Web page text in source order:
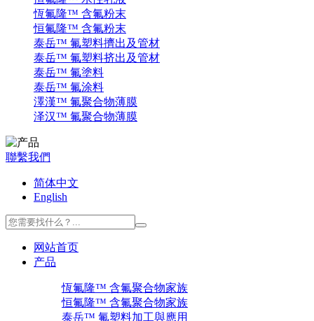
恆氟隆™ 含氟粉末
恒氟隆™ 含氟粉末
泰岳™ 氟塑料擠出及管材
泰岳™ 氟塑料挤出及管材
泰岳™ 氟塗料
泰岳™ 氟涂料
澤漢™ 氟聚合物薄膜
泽汉™ 氟聚合物薄膜
聯繫我們
简体中文
English
网站首页
产品
恆氟隆™ 含氟聚合物家族
恒氟隆™ 含氟聚合物家族
泰岳™ 氟塑料加工與應用